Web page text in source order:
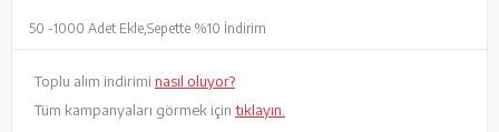
50 -1000 Adet Ekle, Sepette %10 İndirim
Toplu alım indirimi nasıl oluyor?
Tüm kampanyaları görmek için tıklayın.